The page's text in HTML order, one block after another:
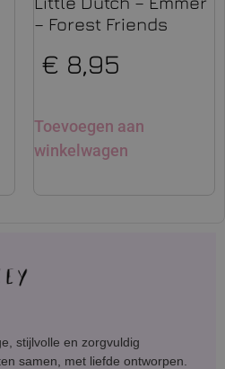
– Forest Friends
€ 8,95
Toevoegen aan
winkelwagen
stijlvolle en zorgvuldig
samen, met liefde ontworpen.